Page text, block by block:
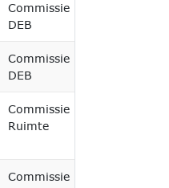
Commissie
DEB
Commissie
DEB
Commissie
Ruimte
Commissie